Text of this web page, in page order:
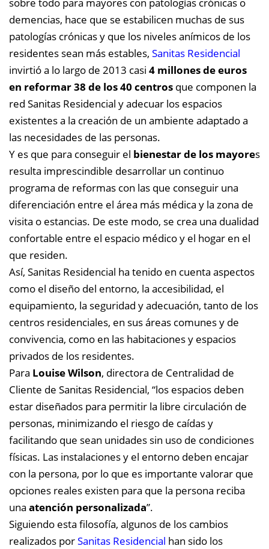
demencias, hace que se estabilicen muchas de sus
patologías crónicas y que los niveles anímicos de los
residentes sean más estables, Sanitas Residencial
invirtió a lo largo de 2013 casi 4 millones de euros
en reformar 38 de los 40 centros que componen la
red Sanitas Residencial y adecuar los espacios
existentes a la creación de un ambiente adaptado a
las necesidades de las personas.
Y es que para conseguir el bienestar de los mayores
resulta imprescindible desarrollar un continuo
programa de reformas con las que conseguir una
diferenciación entre el área más médica y la zona de
visita o estancias. De este modo, se crea una dualidad
confortable entre el espacio médico y el hogar en el
que residen.
Así, Sanitas Residencial ha tenido en cuenta aspectos
como el diseño del entorno, la accesibilidad, el
equipamiento, la seguridad y adecuación, tanto de los
centros residenciales, en sus áreas comunes y de
convivencia, como en las habitaciones y espacios
privados de los residentes.
Para Louise Wilson, directora de Centralidad de
Cliente de Sanitas Residencial, “los espacios deben
estar diseñados para permitir la libre circulación de
personas, minimizando el riesgo de caídas y
facilitando que sean unidades sin uso de condiciones
físicas. Las instalaciones y el entorno deben encajar
con la persona, por lo que es importante valorar que
opciones reales existen para que la persona reciba
una atención personalizada”.
Siguiendo esta filosofía, algunos de los cambios
realizados porSanitas Residencial han sido los